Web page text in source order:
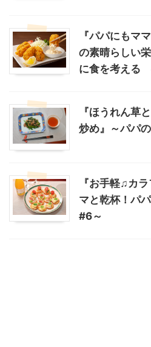
『パパにもマ
の素晴らしい
に食を考え
『ほうれん草
炒め』～パパ
『お手軽♫カ
マと乾杯！パ
#6～